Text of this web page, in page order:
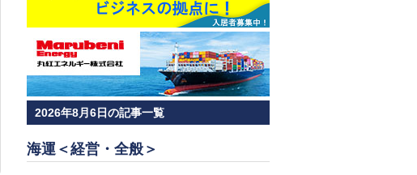
2026年8月6日の記事一覧
海運＜経営・全般＞